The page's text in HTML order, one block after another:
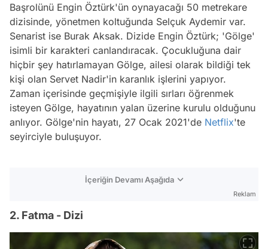
Başrolünü Engin Öztürk'ün oynayacağı 50 metrekare
dizisinde, yönetmen koltuğunda Selçuk Aydemir var.
Senarist ise Burak Aksak. Dizide Engin Öztürk; 'Gölge'
isimli bir karakteri canlandıracak. Çocukluğuna dair
hiçbir şey hatırlamayan Gölge, ailesi olarak bildiği tek
kişi olan Servet Nadir'in karanlık işlerini yapıyor.
Zaman içerisinde geçmişiyle ilgili sırları öğrenmek
isteyen Gölge, hayatının yalan üzerine kurulu olduğunu
anlıyor. Gölge'nin hayatı, 27 Ocak 2021'de Netflix'te
seyirciyle buluşuyor.
İçeriğin Devamı Aşağıda
Reklam
2. Fatma - Dizi